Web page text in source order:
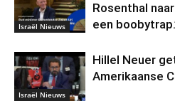
Israël Nieuws
Rosenthal
een
Israël Nieuws
Hillel Neuer
Amerikaanse